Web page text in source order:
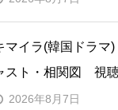
マイラ(韓国ドラ
スト・相関図 視
2026年8月7日